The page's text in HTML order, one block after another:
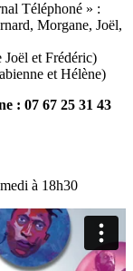
Téléphoné » :
Morgane, Joël,
Joël et Frédéric)
et Hélène)
: 07 67 25 31 43
à 18h30